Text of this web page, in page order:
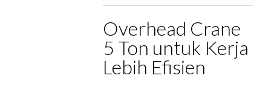
Overhead Crane
5 Ton untuk Kerja
Lebih Efisien